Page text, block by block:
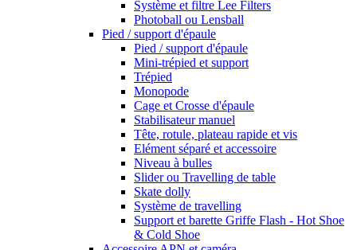
Système et filtre Lee Filters
Photoball ou Lensball
Pied / support d'épaule
Pied / support d'épaule
Mini-trépied et support
Trépied
Monopode
Cage et Crosse d'épaule
Stabilisateur manuel
Tête, rotule, plateau rapide et vis
Elément séparé et accessoire
Niveau à bulles
Slider ou Travelling de table
Skate dolly
Système de travelling
Support et barette Griffe Flash - Hot Shoe
& Cold Shoe